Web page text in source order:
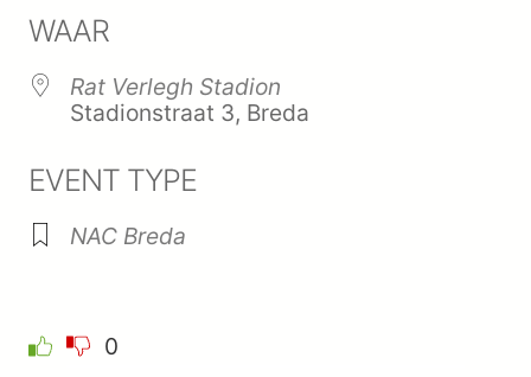
WAAR
Rat Verlegh Stadion
Stadionstraat 3, Breda
EVENT TYPE
NAC Breda
0